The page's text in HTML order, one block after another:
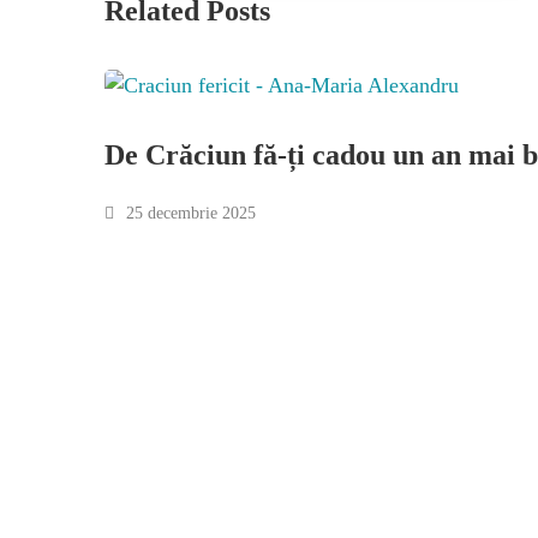
Related Posts
De Crăciun fă-ți cadou un an mai
25 decembrie 2025